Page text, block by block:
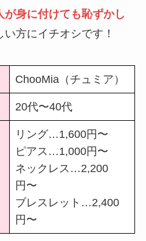
が身に付けても恥ずかし
い方にイチオシです！
ChooMia（チュミア）
20代〜40代
リング…1,600円〜
ピアス…1,000円〜
ネックレス…2,200
円〜
ブレスレット…2,400
円〜